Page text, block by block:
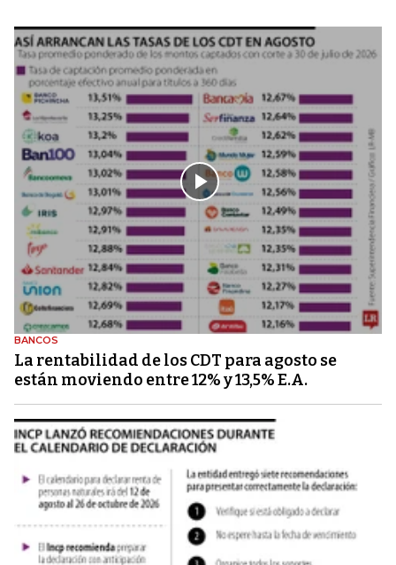
BANCOS
La rentabilidad de los CDT para agosto se
están moviendo entre 12% y 13,5% E.A.